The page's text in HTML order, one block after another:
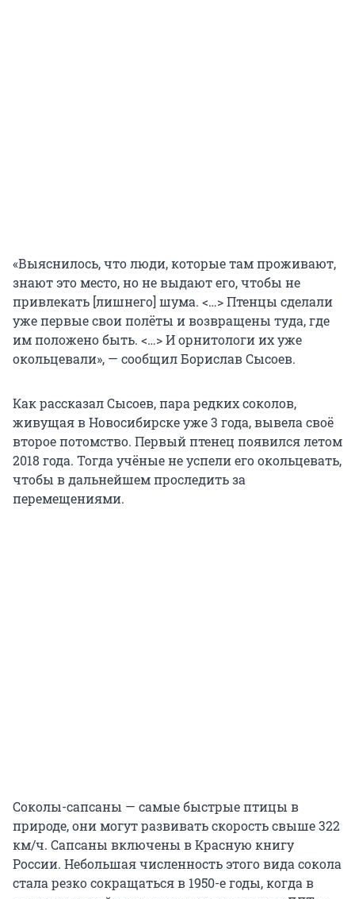
«Выяснилось, что люди, которые там проживают,
знают это место, но не выдают его, чтобы не
привлекать [лишнего] шума. <…> Птенцы сделали
уже первые свои полёты и возвращены туда, где
им положено быть. <…> И орнитологи их уже
окольцевали», — сообщил Борислав Сысоев.
Как рассказал Сысоев, пара редких соколов,
живущая в Новосибирске уже 3 года, вывела своё
второе потомство. Первый птенец появился летом
2018 года. Тогда учёные не успели его окольцевать,
чтобы в дальнейшем проследить за
перемещениями.
Соколы-сапсаны — самые быстрые птицы в
природе, они могут развивать скорость свыше 322
км/ч. Сапсаны включены в Красную книгу
России. Небольшая численность этого вида сокола
стала резко сокращаться в 1950-е годы, когда в